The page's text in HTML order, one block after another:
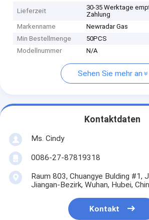
Lieferzeit
30-35 Werktage
Zahlung
Markenname
Newradar Gas
Min Bestellmenge
50PCS
Modellnummer
N/A
Sehen Sie mehr an
Kontaktdaten
Ms. Cindy
0086-27-87819318
Raum 803, Chuangye Bulding #1,
Jiangan-Bezirk, Wuhan, Hubei,
Kontakt